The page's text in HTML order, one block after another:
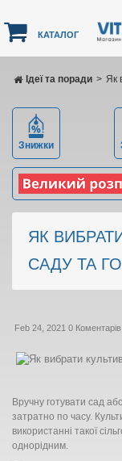
КАТАЛОГ
Ідеї ​​та поради > Як
Знижки
ЯК
САДУ ТА
Feb 24, 2021 0 Коментарів
Вручну готувати сад
затратно по часу.
використанні такої
однорідним.